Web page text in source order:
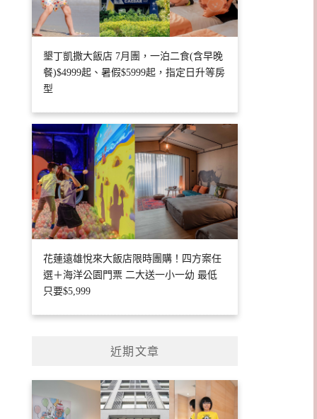
墾丁凱撒大飯店 7月團，一泊二食(含早晚
餐)$4999起、暑假$5999起，指定日升等房
型
花蓮遠雄悅來大飯店限時團購！四方案任
選＋海洋公園門票 二大送一小一幼 最低
只要$5,999
近期文章